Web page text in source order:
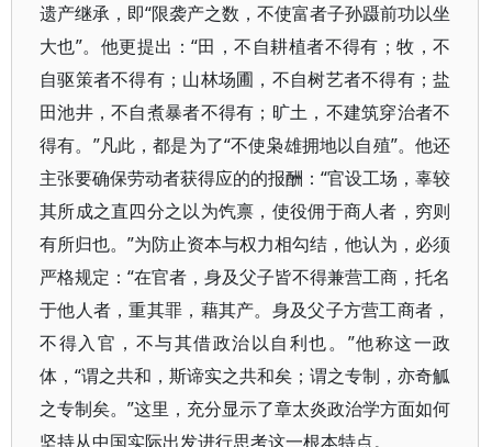
遗产继承，即“限袭产之数，不使富者子孙蹑前功以坐
大也”。他更提出：“田，不自耕植者不得有；牧，不
自驱策者不得有；山林场圃，不自树艺者不得有；盐
田池井，不自煮暴者不得有；旷土，不建筑穿治者不
得有。”凡此，都是为了“不使枭雄拥地以自殖”。他还
主张要确保劳动者获得应的的报酬：“官设工场，辜较
其所成之直四分之以为饩禀，使役佣于商人者，穷则
有所归也。”为防止资本与权力相勾结，他认为，必须
严格规定：“在官者，身及父子皆不得兼营工商，托名
于他人者，重其罪，藉其产。身及父子方营工商者，
不得入官，不与其借政治以自利也。”他称这一政
体，“谓之共和，斯谛实之共和矣；谓之专制，亦奇觚
之专制矣。”这里，充分显示了章太炎政治学方面如何
坚持从中国实际出发进行思考这一根本特点。